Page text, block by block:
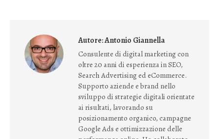
Autore:Antonio Giannella
Consulente di digital marketing con
oltre 20 anni di esperienza in SEO,
Search Advertising ed eCommerce.
Supporto aziende e brand nello
sviluppo di strategie digitali orientate
ai risultati, lavorando su
posizionamento organico, campagne
Google Ads e ottimizzazione delle